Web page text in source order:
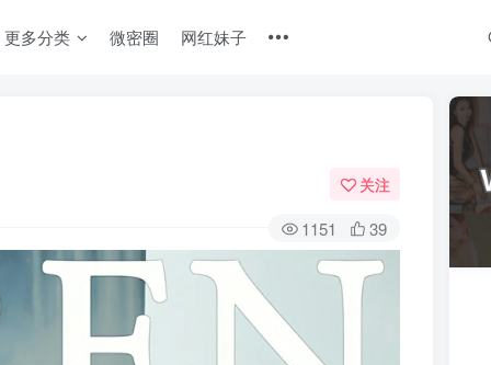
更多分类 微密圈 网红妹子
关注
1151 39